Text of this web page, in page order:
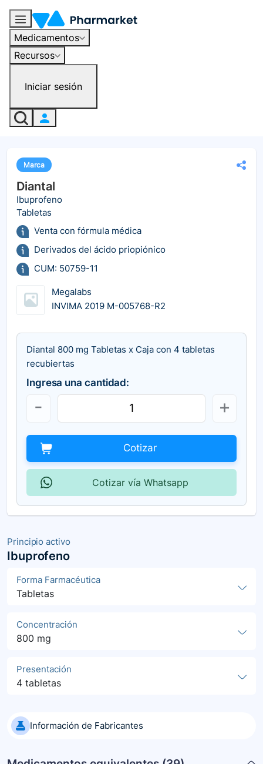
Medicamentos
Recursos
Iniciar sesión
Principio activo
Ibuprofeno
Forma Farmacéutica
Tabletas
Concentración
800 mg
Presentación
4 tabletas
Información de Fabricantes
Marca
Diantal
Ibuprofeno
Tabletas
Venta con fórmula médica
Derivados del ácido priopiónico
CUM: 50759-11
Megalabs
INVIMA 2019 M-005768-R2
Diantal 800 mg Tabletas x Caja con 4 tabletas
recubiertas
Ingresa una cantidad:
Cotizar
Cotizar vía Whatsapp